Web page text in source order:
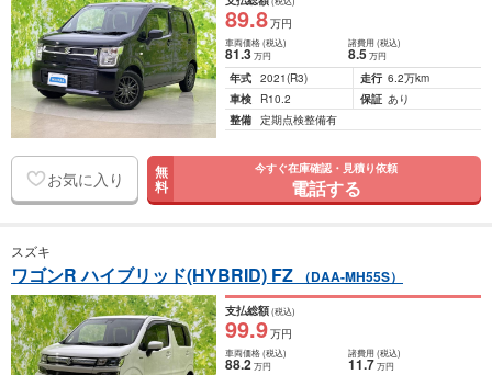
89.8万円
車両価格(税込)
81.3万円
諸費用 (税込)
8.5 万円
年式 2021(R3) 走行 6.2万km
車検
R10.2 保証 あり
整備 定期点検整備有
お気に入り 無
料
今すぐ在庫確認・見積り依頼
電話する
スズキ
ワゴンR ハイブリッド(HYBRID) FZ （DAA-MH55S）
支払総額(税込)
99.9万円
車両価格(税込)
88.2万円
諸費用 (税込)
11.7 万円